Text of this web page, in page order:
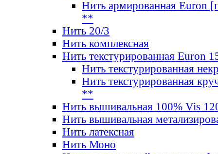
Нить армированная Euron
**
Нить 20/3
Нить комплексная
Нить текстурированная Euron
Нить текстурированная
Нить текстурированная
**
Нить вышивальная 100% Vis
Нить вышивальная
Нить латексная
Нить Моно